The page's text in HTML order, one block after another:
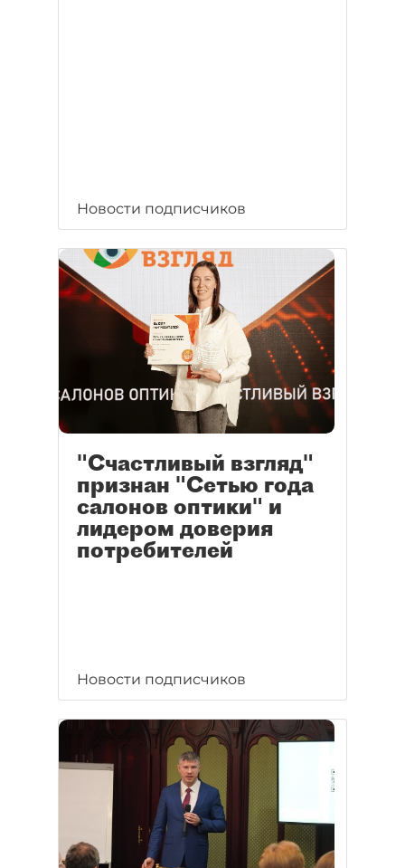
Новости подписчиков
"Счастливый взгляд"
признан "Сетью года
салонов оптики" и
лидером доверия
потребителей
Новости подписчиков